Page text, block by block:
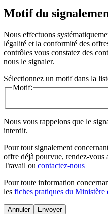
Motif du
Nous effectuons
légalité et la conformité des
contrôles vous constatez des
nous le signaler.
Sélectionnez un motif dans la
Motif:
Nous vous rappelons que le
interdit.
Pour tout signalement
offre déjà pourvue, rendez-vous
Travail ou contactez-nous
Pour toute information
les fiches pratiques du Ministère
Annuler